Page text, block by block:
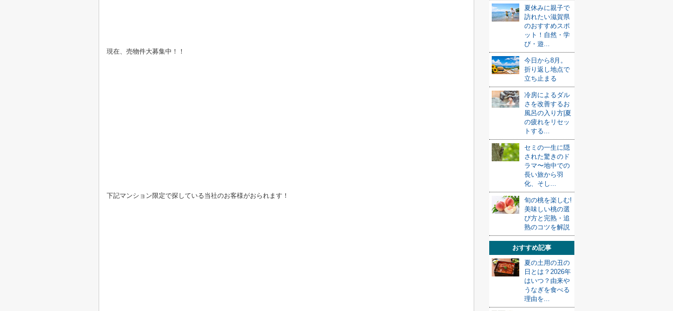
現在、売物件大募集中！！
下記マンション限定で探している当社のお客様がおられます！
夏休みに親子で
訪れたい滋賀県
のおすすめスポ
ット！自然・学
び・遊...
今日から8月。
折り返し地点で
立ち止まる
冷房によるダル
さを改善するお
風呂の入り方|夏
の疲れをリセッ
トする...
セミの一生に隠
された驚きのド
ラマ〜地中での
長い旅から羽
化、そし...
旬の桃を楽しむ!
美味しい桃の選
び方と完熟・追
熟のコツを解説
おすすめ記事
夏の土用の丑の
日とは？2026年
はいつ？由来や
うなぎを食べる
理由を...